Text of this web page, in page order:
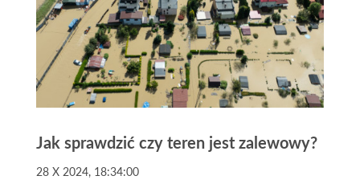
Jak sprawdzić czy teren jest zalewowy?
28 X 2024, 18:34:00